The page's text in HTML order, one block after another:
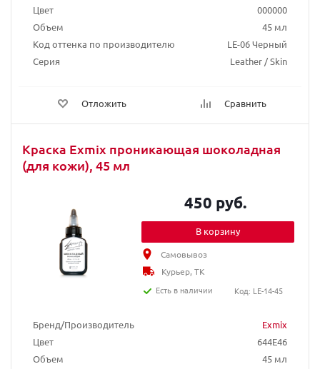
Цвет
000000
Объем
45 мл
Код оттенка по производителю
LE-06 Черный
Серия
Leather / Skin
Отложить Сравнить
Краска Exmix проникающая шоколадная
(для кожи), 45 мл
Бренд/Производитель
Exmix
Цвет
644E46
Объем
45 мл
450 руб.
В корзину
Самовывоз
Курьер, ТК
Есть в наличии
Код: LE-14-45